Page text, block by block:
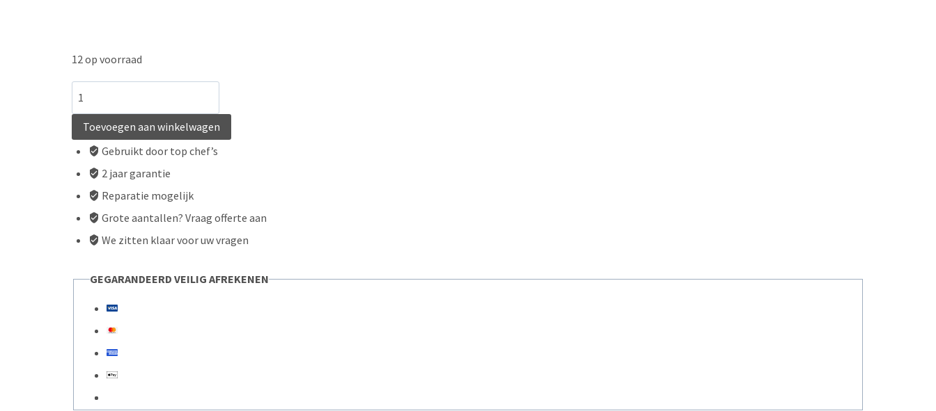
12 op voorraad
Bakpan
28cm
aantal
Toevoegen aan winkelwagen
Gebruikt door top chef’s
2 jaar garantie
Reparatie mogelijk
Grote aantallen? Vraag offerte aan
We zitten klaar voor uw vragen
GEGARANDEERD VEILIG AFREKENEN